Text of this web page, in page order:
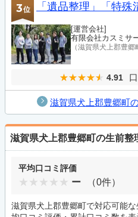
3位 「遺品整理」「特
[運営会社]
有限会社カスミサ
（滋賀県犬上郡豊郷
4.91
滋賀県犬上郡豊郷町
滋賀県犬上郡豊郷町の生前整
平均口コミ評価
ー （0件）
滋賀県犬上郡豊郷町で対応可能